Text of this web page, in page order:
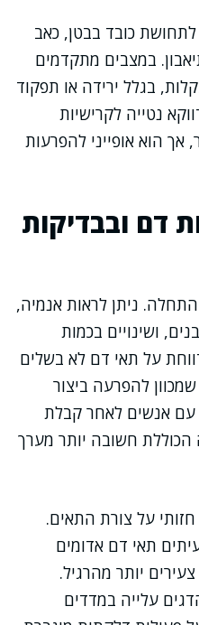
כובד בבטן, כאב
במצבים מתקדמים
בגלל ירידה או תפקוד
נטייה לקרישיות
אך הוא אופייני להפרעות
דם ובבדיקות
ניתן לראות אנמיה,
ושינויים בכמות
על תאי דם לא בשלים
להפרעה ביצור
אנשים לאחר קבלת
הכוללת חשובה יותר מערך
על צורת התאים.
תאי דם אדומים
יותר מהרגיל.
עלייה במדדים